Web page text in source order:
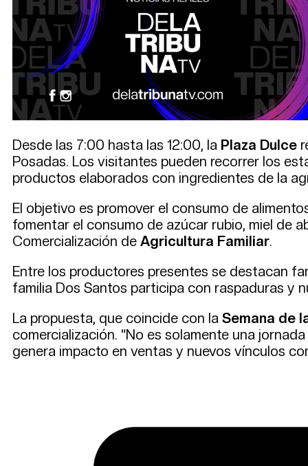
Desde las 7:00 hasta las 12:00, la Plaza Dulce
Posadas. Los visitantes pueden recorrer los
productos elaborados con ingredientes de la
El objetivo es promover el consumo de
fomentar el consumo de azúcar rubio, miel de
Comercialización de Agricultura Familiar.
Entre los productores presentes se destacan
familia Dos Santos participa con raspaduras y
La propuesta, que coincide con la Semana de
comercialización. “No es solamente una
genera impacto en ventas y nuevos vínculos